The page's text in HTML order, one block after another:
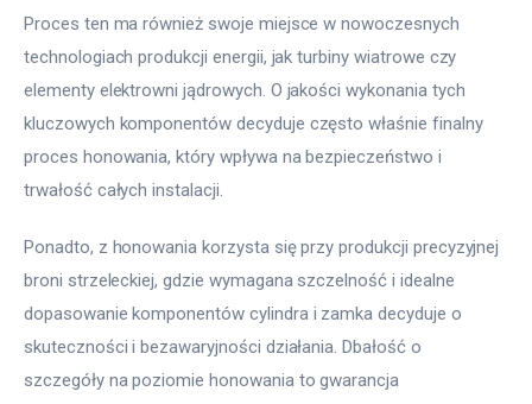
Proces ten ma również swoje miejsce w nowoczesnych
technologiach produkcji energii, jak turbiny wiatrowe czy
elementy elektrowni jądrowych. O jakości wykonania tych
kluczowych komponentów decyduje często właśnie finalny
proces honowania, który wpływa na bezpieczeństwo i
trwałość całych instalacji.
Ponadto, z honowania korzysta się przy produkcji precyzyjnej
broni strzeleckiej, gdzie wymagana szczelność i idealne
dopasowanie komponentów cylindra i zamka decyduje o
skuteczności i bezawaryjności działania. Dbałość o
szczegóły na poziomie honowania to gwarancja